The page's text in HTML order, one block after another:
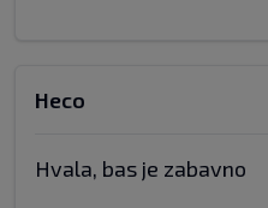
Heco
Hvala, bas je zabavno